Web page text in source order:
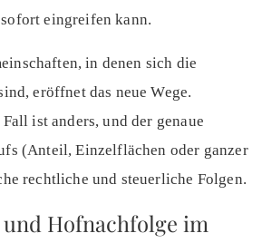
eingreifen kann.
in denen sich die
eröffnet das neue Wege.
ist anders, und der genaue
(Anteil, Einzelflächen oder ganzer
rechtliche und steuerliche Folgen.
Hofnachfolge im